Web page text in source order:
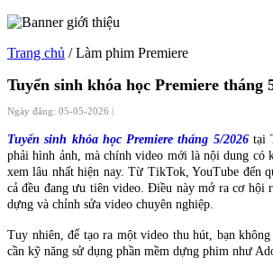
Trang chủ / Làm phim Premiere
Tuyển sinh khóa học Premiere tháng
Ngày đăng: 05-05-2026 |
Tuyển sinh khóa học Premiere tháng 5/2026tại
phải hình ảnh, mà chính video mới là nội dung có
xem lâu nhất hiện nay. Từ TikTok, YouTube đến
cả đều đang ưu tiên video. Điều này mở ra cơ hội
dựng và chỉnh sửa video chuyên nghiệp.
Tuy nhiên, để tạo ra một video thu hút, bạn
cần kỹ năng sử dụng phần mềm dựng phim như